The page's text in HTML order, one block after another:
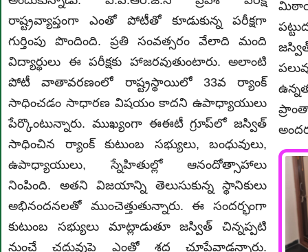
రాష్ట్రవ్యాప్తంగా ఎంతో పోటీతో కూడుకున్న పరీక్షగా
గుర్తింపు పొందింది. ప్రతి సంవత్సరం వేలాది మంది
విద్యార్థులు ఈ పరీక్షకు హాజరవుతుంటారు. అలాంటి
పోటీ వాతావరణంలో రాష్ట్రస్థాయిలో 33వ ర్యాంక్
సాధించడం సాధారణ విషయం కాదని ఉపాధ్యాయులు
పేర్కొంటున్నారు. ముఖ్యంగా ఈఈటీ గ్రూప్‌లో జస్విత్
సాధించిన ర్యాంక్ కుటుంబ సభ్యులు, బంధువులు,
ఉపాధ్యాయులు, స్నేహితుల్లో ఆనందోత్సాహాలు
నింపింది. అతని విజయాన్ని తెలుసుకున్న స్థానికులు
అభినందనలతో ముంచెత్తుతున్నారు. ఈ సందర్భంగా
కుటుంబ సభ్యులు మాట్లాడుతూ జస్విత్ చిన్నప్పటి
నుంచే చదువుపై ఎంతో శ్రద్ధ చూపేవాడన్నారు.